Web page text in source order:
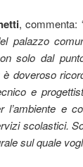
, commenta:
palazzo
solo dal
doveroso
e
l’ambiente e
scolastici.
sul quale